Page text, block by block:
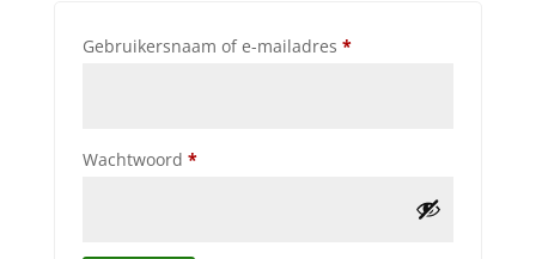
Gebruikersnaam of e-mailadres *Vereist
Wachtwoord *Vereist